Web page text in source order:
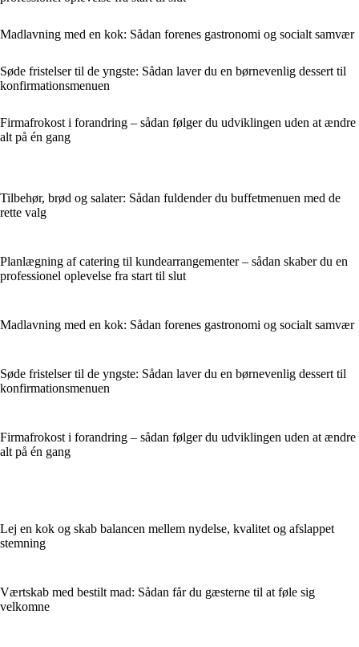
Madlavning med en kok: Sådan forenes gastronomi og socialt samvær
Søde fristelser til de yngste: Sådan laver du en børnevenlig dessert til
konfirmationsmenuen
Firmafrokost i forandring – sådan følger du udviklingen uden at ændre
alt på én gang
Tilbehør, brød og salater: Sådan fuldender du buffetmenuen med de
rette valg
Planlægning af catering til kundearrangementer – sådan skaber du en
professionel oplevelse fra start til slut
Madlavning med en kok: Sådan forenes gastronomi og socialt samvær
Søde fristelser til de yngste: Sådan laver du en børnevenlig dessert til
konfirmationsmenuen
Firmafrokost i forandring – sådan følger du udviklingen uden at ændre
alt på én gang
Lej en kok og skab balancen mellem nydelse, kvalitet og afslappet
stemning
Værtskab med bestilt mad: Sådan får du gæsterne til at føle sig
velkomne